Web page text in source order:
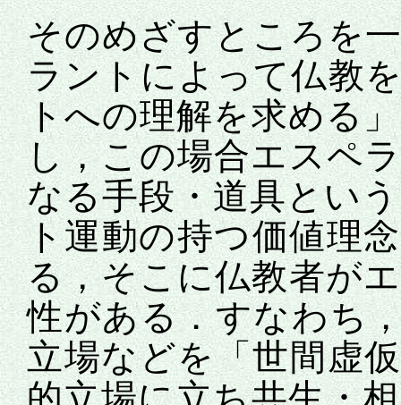
そのめざすところを
ラントによって仏教
トへの理解を求める
し，この場合エスペ
なる手段・道具とい
ト運動の持つ価値理
る，そこに仏教者が
性がある．すなわち
立場などを「世間虚